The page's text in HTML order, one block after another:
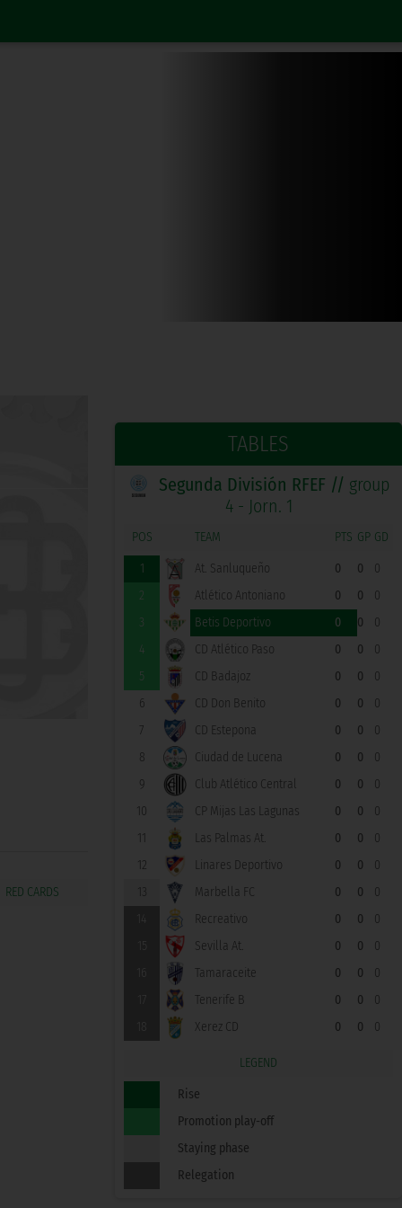
TABLES
Segunda División RFEF // group
4 - Jorn. 1
POS TEAM PTS GP GD
1 At. Sanluqueño 0 0
0
2
Atlético Antoniano 0 0
0
3
Betis Deportivo 0 0
0
4
CD Atlético Paso 0 0
0
5
CD Badajoz 0 0
0
6
CD Don Benito 0 0
0
7
CD Estepona 0 0
0
8
Ciudad de Lucena 0 0
0
9
Club Atlético Central 0 0
0
10
CP Mijas Las Lagunas 0 0
0
11
Las Palmas At. 0 0
0
12
Linares Deportivo 0 0
0
13
Marbella FC 0 0
0
Recreativo 0 0
0
Sevilla At. 0 0
0
Tamaraceite 0 0
0
Tenerife B 0 0
0
Xerez CD 0 0 0
LEGEND
Rise
Promotion play-off
Staying phase
Relegation